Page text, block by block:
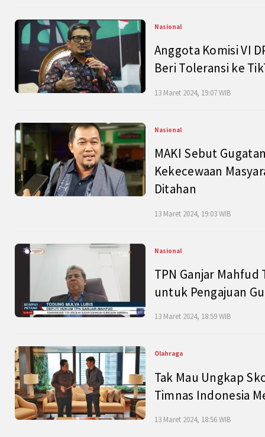
Nasional
Anggota Komisi VI
Beri Toleransi ke
13 Maret 2024, 19:07 WIB
Nasional
MAKI Sebut
Kekecewaan
Ditahan
13 Maret 2024, 19:03 WIB
Nasional
TPN Ganjar
untuk Pengajuan
13 Maret 2024, 18:59 WIB
Olahraga
Tak Mau Ungkap
Timnas Indonesia
13 Maret 2024, 18:56 WIB